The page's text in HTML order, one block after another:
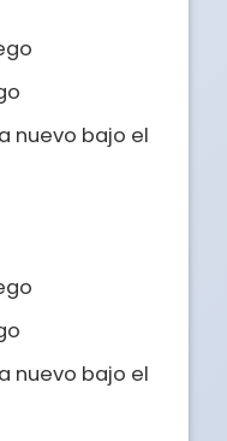
nuevo bajo el
nuevo bajo el